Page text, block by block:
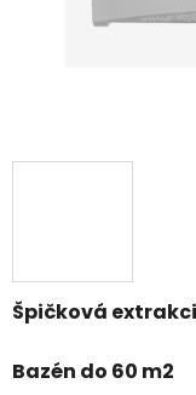
Špičková
Bazén do 60 m2